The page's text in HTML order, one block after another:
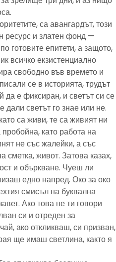
са авангардът, този
ресурс и златен фонд —
готовите епитети, а защото,
всичко екзистенциално
свободно във времето и
се в историята, трудът
да е фиксиран, и светът си се
дали светът го знае или не.
са живи, те са живият ни
като работа на
не със жалейки, а със
сметка, живот. Затова казах,
и объркване. Чуеш ли
едно напред. Око за око
смисъл на буквална
Ако това не ти говори
си и отреден за
ако откликваш, си призван,
ще имаш светлина, както я